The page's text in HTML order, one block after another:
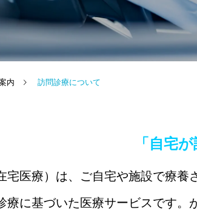
内 訪問診療について
「自宅
宅医療）は、ご自宅や施設で療
療に基づいた医療サービスです